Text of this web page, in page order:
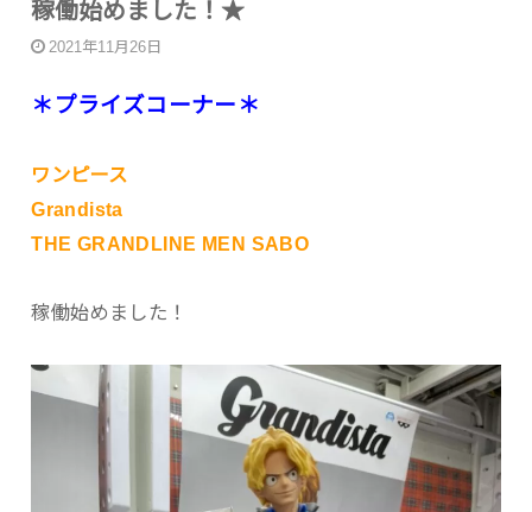
稼働始めました！★
2021年11月26日
＊プライズコーナー＊
ワンピース
Grandista
THE GRANDLINE MEN SABO
稼働始めました！